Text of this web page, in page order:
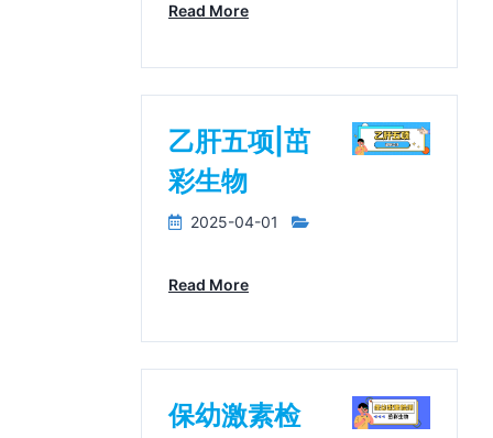
Read More
乙肝五项|茁
彩生物
2025-04-01
Read More
保幼激素检